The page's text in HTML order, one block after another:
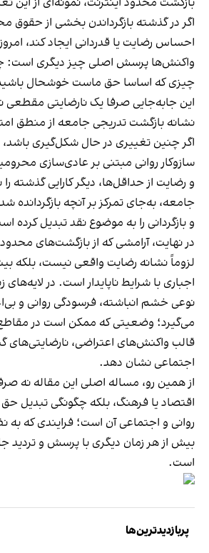
اگر در گذشته بازگرداندن بخشی از
احساس رضایت یا قدردانی ایجاد کند،
واکنش‌ها پرسش اصلی چیز دیگری است:
چیزی که اساسا حق ماست خوشحال
این جابه‌جایی صرفا یک نارضایتی مقطعی
نشانه بازگشت تدریجی جامعه از منطق
اگر چنین تغییری در حال شکل‌گیری
سازوکار روانی مبتنی بر عادی‌سازی
و رضایت از حداقل‌ها، دیگر کارایی گذشته
جامعه، به‌جای تمرکز بر آنچه بازگردانده
و بازگردانی را به موضوع نقد تبدیل کرده
در نهایت، آرامشی که از بازگشت‌های
لزوماً نشانه رضایت واقعی نیست، بلکه
اجباری با شرایط ناپایدار است. در لایه‌های
نوعی خشم انباشته، فرسودگی روانی و
می‌گیرد؛ وضعیتی که ممکن است در
قالب واکنش‌های اعتراضی، نارضایتی‌های
اجتماعی نشان دهد.
از همین رو، مساله اصلی این مقاله نه
اقتصاد یا فرهنگ، بلکه چگونگی تبدیل حق
روانی و اجتماعی آن است؛ فرایندی که به
بیش از هر زمان دیگری با پرسش و تردید
است.
پربازدیدترین‌ها